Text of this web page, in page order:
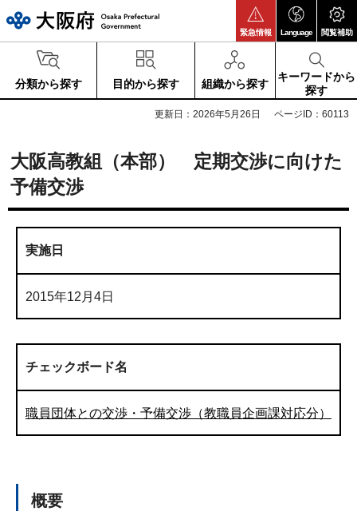
緊急情報 Language 閲覧補助
分類から探す 目的から探す 組織から探す
キーワードから
探す
更新日：2026年5月26日 ページID：60113
大阪高教組（本部） 定期交渉に向けた
予備交渉
実施日
2015年12月4日
チェックボード名
職員団体との交渉・予備交渉（教職員企画課対応分）
概要